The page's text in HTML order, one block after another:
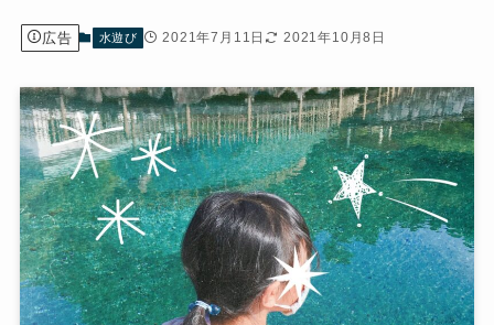
広告 水遊び 2021年7月11日 2021年10月8日